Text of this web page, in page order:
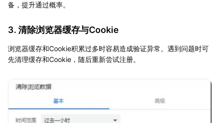
备，提升通过概率。
3. 清除浏览器缓存与Cookie
浏览器缓存和Cookie积累过多时容易造成验证异常。遇到问题时可
先清理缓存和Cookie，随后重新尝试注册。